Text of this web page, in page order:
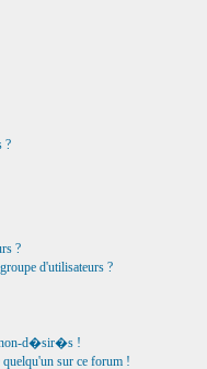
?
?
d'utilisateurs ?
non-d�sir�s !
sur ce forum !